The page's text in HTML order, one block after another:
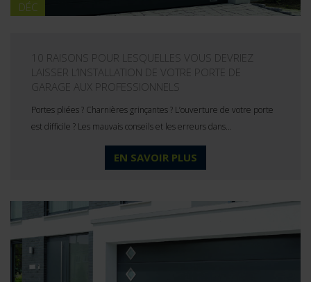
DÉC
10 RAISONS POUR LESQUELLES VOUS DEVRIEZ
LAISSER L’INSTALLATION DE VOTRE PORTE DE
GARAGE AUX PROFESSIONNELS
Portes pliées ? Charnières grinçantes ? L’ouverture de votre porte
est difficile ? Les mauvais conseils et les erreurs dans…
EN SAVOIR PLUS